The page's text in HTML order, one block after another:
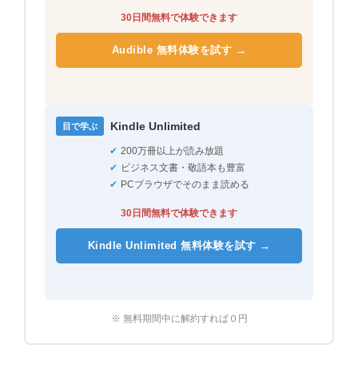
30日間無料で体験できます
Audible 無料体験を試す →
目で学ぶ Kindle Unlimited
✔ 200万冊以上が読み放題
✔ ビジネス文書・敬語本も豊富
✔ PCブラウザでそのまま読める
30日間無料で体験できます
Kindle Unlimited 無料体験を試す →
※ 無料期間中に解約すれば０円